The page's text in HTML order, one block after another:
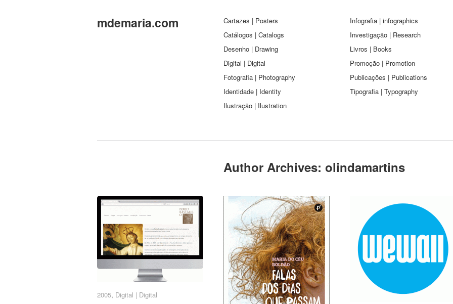
mdemaria.com
Cartazes | Posters
Catálogos | Catalogs
Desenho | Drawing
Digital | Digital
Fotografia | Photography
Identidade | Identity
Ilustração | Ilustration
Infografia | infographics
Investigação | Research
Livros | Books
Promoção | Promotion
Publicações | Publications
Tipografia | Typography
Author Archives: olindamartins
2005, Digital | Digital
2005 Digital | Digital